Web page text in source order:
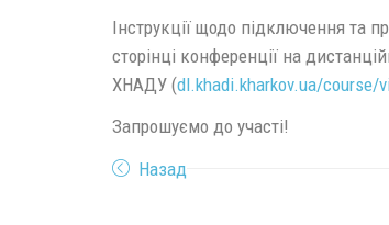
Інструкції щодо підключення та
сторінці конференції на
ХНАДУ (dl.khadi.kharkov.ua/course/
Запрошуємо до участі!
Назад